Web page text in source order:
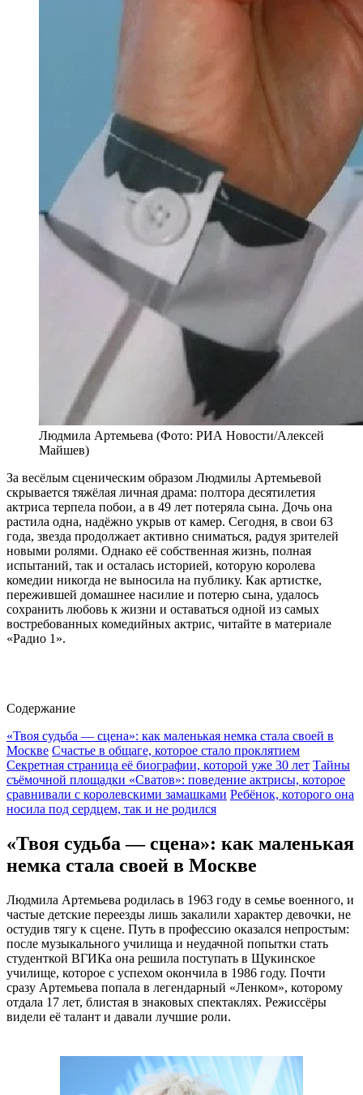
Людмила Артемьева (Фото: РИА Новости/Алексей
Майшев)
За весёлым сценическим образом Людмилы Артемьевой
скрывается тяжёлая личная драма: полтора десятилетия
актриса терпела побои, а в 49 лет потеряла сына. Дочь она
растила одна, надёжно укрыв от камер. Сегодня, в свои 63
года, звезда продолжает активно сниматься, радуя зрителей
новыми ролями. Однако её собственная жизнь, полная
испытаний, так и осталась историей, которую королева
комедии никогда не выносила на публику. Как артистке,
пережившей домашнее насилие и потерю сына, удалось
сохранить любовь к жизни и оставаться одной из самых
востребованных комедийных актрис, читайте в материале
«Радио 1».
Содержание
«Твоя судьба — сцена»: как маленькая немка стала своей в
Москве Счастье в общаге, которое стало проклятием
Секретная страница её биографии, которой уже 30 лет Тайны
съёмочной площадки «Сватов»: поведение актрисы, которое
сравнивали с королевскими замашками Ребёнок, которого она
носила под сердцем, так и не родился
«Твоя судьба — сцена»: как маленькая
немка стала своей в Москве
Людмила Артемьева родилась в 1963 году в семье военного, и
частые детские переезды лишь закалили характер девочки, не
остудив тягу к сцене. Путь в профессию оказался непростым:
после музыкального училища и неудачной попытки стать
студенткой ВГИКа она решила поступать в Щукинское
училище, которое с успехом окончила в 1986 году. Почти
сразу Артемьева попала в легендарный «Ленком», которому
отдала 17 лет, блистая в знаковых спектаклях. Режиссёры
видели её талант и давали лучшие роли.